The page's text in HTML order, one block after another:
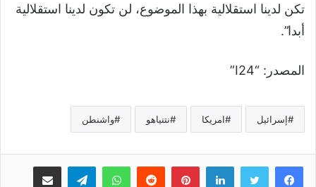
تكن لدينا استقلالية بهذا الموضوع، لن تكون لدينا استقلالية
أبدا”.
المصدر: “I24”
إسرائيل امريكا نتنياهو واشنطن
لينكدإنبينتيريست واتسابتيلقرام مشاركة عبر البريد